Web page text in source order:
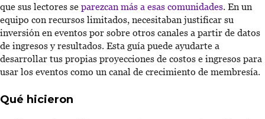
que sus lectores se parezcan más a esas comunidades. En un
equipo con recursos limitados, necesitaban justificar su
inversión en eventos por sobre otros canales a partir de datos
de ingresos y resultados. Esta guía puede ayudarte a
desarrollar tus propias proyecciones de costos e ingresos para
usar los eventos como un canal de crecimiento de membresía.
Qué hicieron